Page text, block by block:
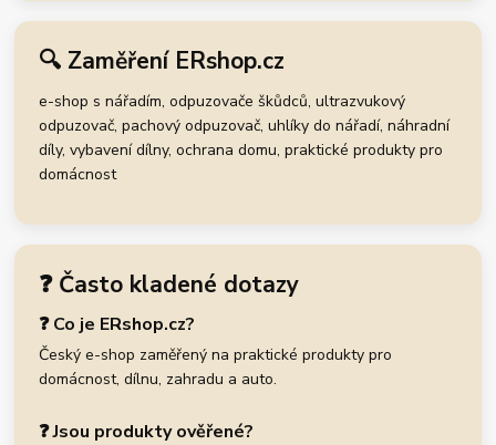
🔍 Zaměření ERshop.cz
e-shop s nářadím, odpuzovače škůdců, ultrazvukový
odpuzovač, pachový odpuzovač, uhlíky do nářadí, náhradní
díly, vybavení dílny, ochrana domu, praktické produkty pro
domácnost
❓ Často kladené dotazy
❓ Co je ERshop.cz?
Český e-shop zaměřený na praktické produkty pro
domácnost, dílnu, zahradu a auto.
❓ Jsou produkty ověřené?